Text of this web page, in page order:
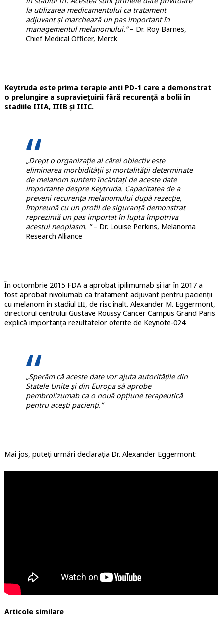
la utilizarea medicamentului ca tratament
adjuvant și marchează un pas important în
managementul melanomului.”– Dr. Roy Barnes,
Chief Medical Officer, Merck
Keytruda este prima terapie anti PD-1 care a demonstrat
o prelungire a supraviețuirii fără recurență a bolii în
stadiile IIIA, IIIB și IIIC.
„Drept o organizație al cărei obiectiv este
eliminarea morbidității și mortalității determinate
de melanom suntem încântați de aceste date
importante despre Keytruda. Capacitatea de a
preveni recurența melanomului după rezecție,
împreună cu un profil de siguranță demonstrat
reprezintă un pas importat în lupta împotriva
acestui neoplasm. ”– Dr. Louise Perkins, Melanoma
Research Alliance
În octombrie 2015 FDA a aprobat ipilimumab și iar în 2017 a
fost aprobat nivolumab ca tratament adjuvant pentru pacienții
cu melanom în stadiul III, de risc înalt. Alexander M. Eggermont,
directorul centrului Gustave Roussy Cancer Campus Grand Paris
explică importanța rezultatelor oferite de Keynote-024:
„Sperăm că aceste date vor ajuta autoritățile din
Statele Unite și din Europa să aprobe
pembrolizumab ca o nouă opțiune terapeutică
pentru acești pacienți.”
Mai jos, puteți urmări declarația Dr. Alexander Eggermont:
Articole similare